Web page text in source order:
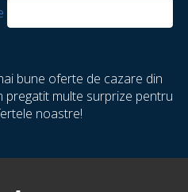
bune oferte de cazare din
pregatit multe surprize pentru
noastre!